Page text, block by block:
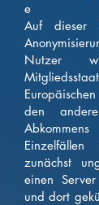
e
Auf dieser
Nutzer
den
zunächst
einen
und dort